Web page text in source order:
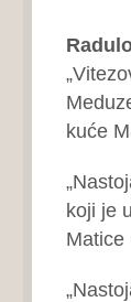
kuće
koji je
Matice